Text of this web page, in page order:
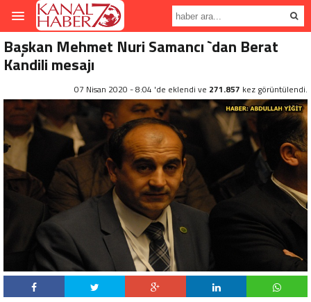
Başkan Mehmet Nuri Samancı `dan Berat
Kandili mesajı
07 Nisan 2020 - 8:04 'de eklendi ve 271.857 kez görüntülendi.